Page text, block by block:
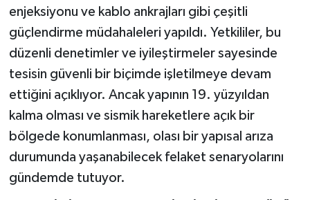
enjeksiyonu ve kablo ankrajları gibi çeşitli
güçlendirme müdahaleleri yapıldı. Yetkililer, bu
düzenli denetimler ve iyileştirmeler sayesinde
tesisin güvenli bir biçimde işletilmeye devam
ettiğini açıklıyor. Ancak yapının 19. yüzyıldan
kalma olması ve sismik hareketlere açık bir
bölgede konumlanması, olası bir yapısal arıza
durumunda yaşanabilecek felaket senaryolarını
gündemde tutuyor.